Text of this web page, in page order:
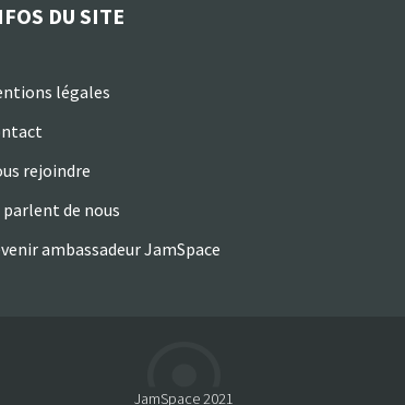
DU SITE
légales
rejoindre
parlent de nous
ambassadeur JamSpace
JamSpace 2021